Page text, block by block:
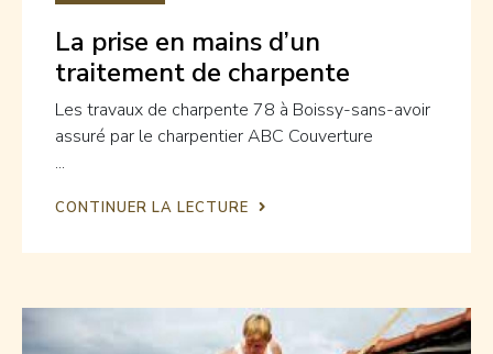
La prise en mains d’un
traitement de charpente
Les travaux de charpente 78 à Boissy-sans-avoir
assuré par le charpentier ABC Couverture
...
CONTINUER LA LECTURE